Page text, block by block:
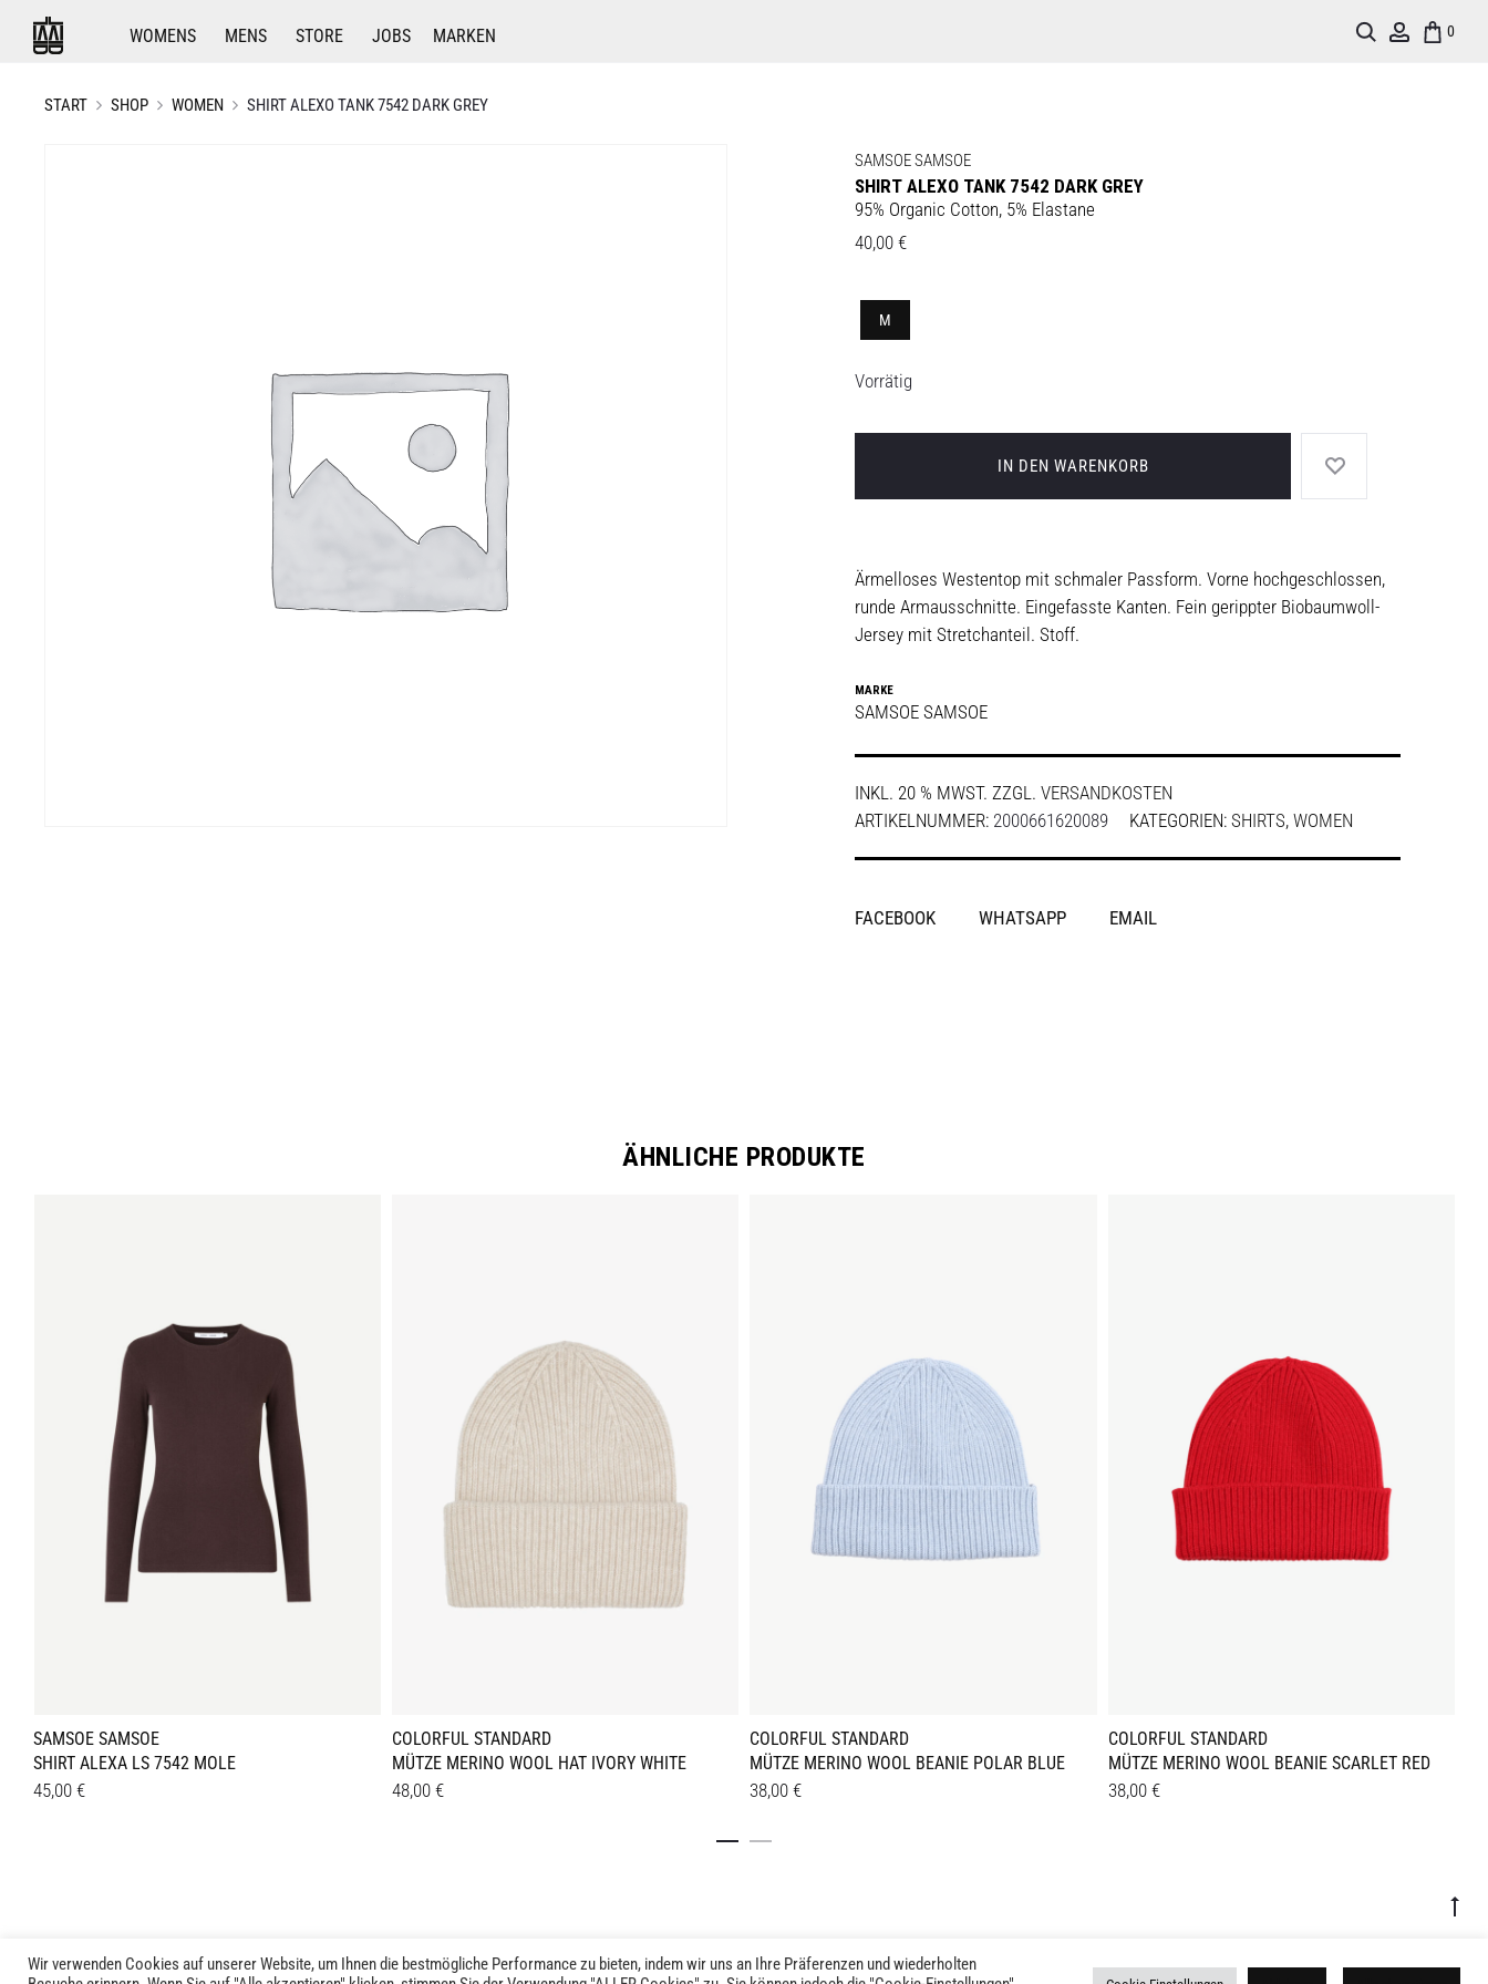
WOMENS MENS STORE JOBS MARKEN 0
Account
Search
START SHOP WOMEN SHIRT ALEXO TANK 7542 DARK GREY
SAMSOE SAMSOE
SHIRT ALEXO TANK 7542 DARK GREY
95% Organic Cotton, 5% Elastane
40,00 €
M
Vorrätig
IN DEN WARENKORB
Ärmelloses Westentop mit schmaler Passform. Vorne hochgeschlossen,
runde Armausschnitte. Eingefasste Kanten. Fein gerippter Biobaumwoll-
Jersey mit Stretchanteil. Stoff.
MARKE
SAMSOE SAMSOE
INKL. 20 % MWST. ZZGL. VERSANDKOSTEN
ARTIKELNUMMER: 2000661620089 KATEGORIEN: SHIRTS, WOMEN
SHARE
FACEBOOK WHATSAPP EMAIL
ÄHNLICHE PRODUKTE
SAMSOE SAMSOE
SHIRT ALEXA LS 7542 MOLE
45,00 €
auf.
COLORFUL STANDARD
MÜTZE MERINO WOOL HAT IVORY WHITE
48,00 €
COLORFUL STANDARD
MÜTZE MERINO WOOL BEANIE POLAR BLUE
38,00 €
COLORFUL STANDARD
MÜTZE MERINO WOOL BEANIE SCARLET RED
38,00 €
Wir verwenden Cookies auf unserer Website, um Ihnen die bestmögliche Performance zu bieten, indem wir uns an Ihre Präferenzen und wiederholten